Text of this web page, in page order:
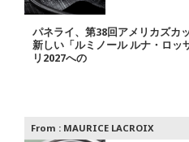
パネライ、第38回アメリカズカ
新しい「ルミノール ルナ・ロッ
リ2027への
From : MAURICE LACROIX